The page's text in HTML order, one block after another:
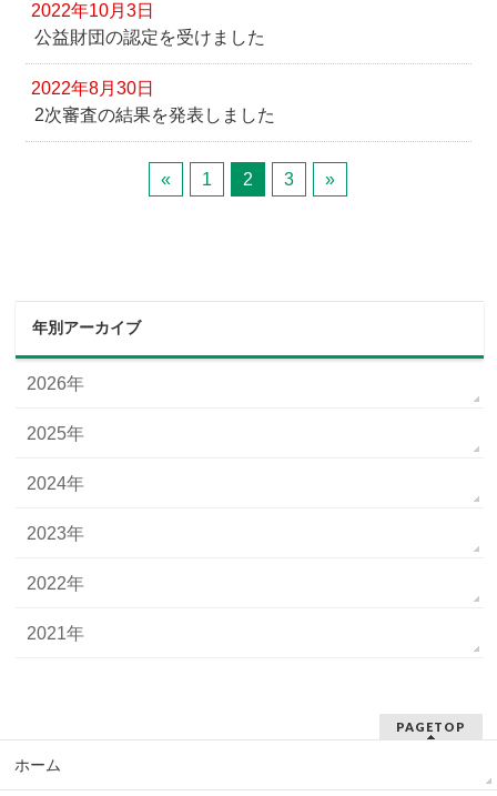
2022年10月3日
公益財団の認定を受けました
2022年8月30日
2次審査の結果を発表しました
« 1 2 3 »
年別アーカイブ
2026年
2025年
2024年
2023年
2022年
2021年
PAGETOP
ホーム